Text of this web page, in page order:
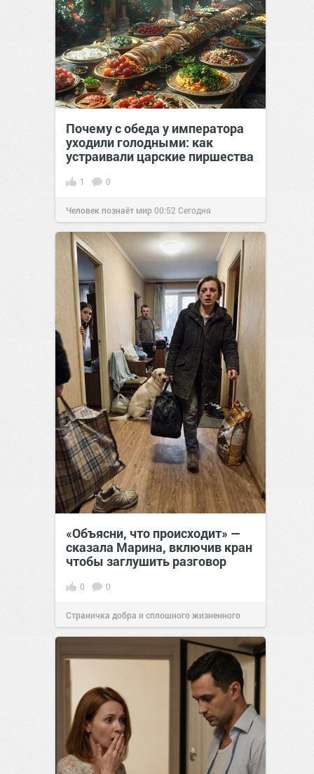
Почему с обеда у императора
уходили голодными: как
устраивали царские пиршества
1 0
Человек познаёт мир00:52 Сегодня
«Объясни, что происходит» —
сказала Марина, включив кран
чтобы заглушить разговор
0 0
Страничка добра и сплошного жизненного
позитива!12:38Сегодня